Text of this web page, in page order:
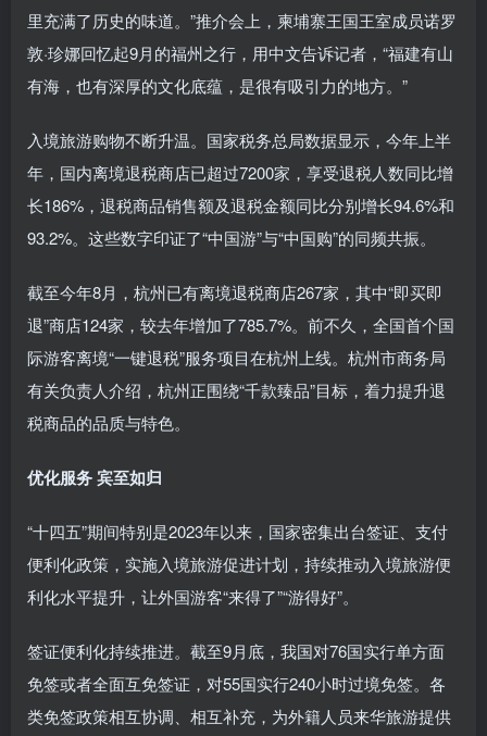
里充满了历史的味道。”推介会上，柬埔寨王国王室成员诺罗
敦·珍娜回忆起9月的福州之行，用中文告诉记者，“福建有山
有海，也有深厚的文化底蕴，是很有吸引力的地方。”
入境旅游购物不断升温。国家税务总局数据显示，今年上半
年，国内离境退税商店已超过7200家，享受退税人数同比增
长186%，退税商品销售额及退税金额同比分别增长94.6%和
93.2%。这些数字印证了“中国游”与“中国购”的同频共振。
截至今年8月，杭州已有离境退税商店267家，其中“即买即
退”商店124家，较去年增加了785.7%。前不久，全国首个国
际游客离境“一键退税”服务项目在杭州上线。杭州市商务局
有关负责人介绍，杭州正围绕“千款臻品”目标，着力提升退
税商品的品质与特色。
优化服务 宾至如归
“十四五”期间特别是2023年以来，国家密集出台签证、支付
便利化政策，实施入境旅游促进计划，持续推动入境旅游便
利化水平提升，让外国游客“来得了”“游得好”。
签证便利化持续推进。截至9月底，我国对76国实行单方面
免签或者全面互免签证，对55国实行240小时过境免签。各
类免签政策相互协调、相互补充，为外籍人员来华旅游提供